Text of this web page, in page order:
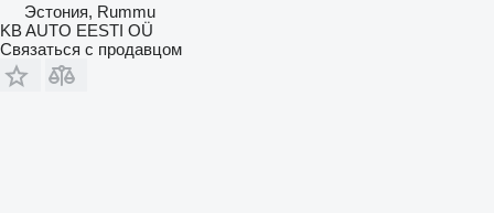
Эстония, Rummu
KB AUTO EESTI OÜ
Связаться с продавцом